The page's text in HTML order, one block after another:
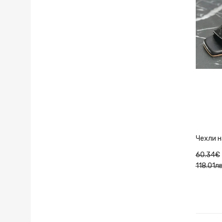
Чехли
60.34€